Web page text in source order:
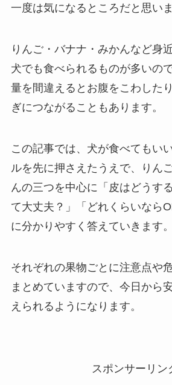
一度は気になるところだと思いま
りんご・バナナ・みかんなど身
犬でも食べられるものが多いの
量を間違えるとお腹をこわした
ぎにつながることもあります。
この記事では、犬が食べてもい
ルを先に押さえたうえで、りん
んの三つを中心に「皮はどうす
て大丈夫？」「どれくらいなら
に分かりやすく答えていきます。
それぞれの果物ごとに注意点や
まとめていますので、今日から
えられるようになります。
スポンサーリン